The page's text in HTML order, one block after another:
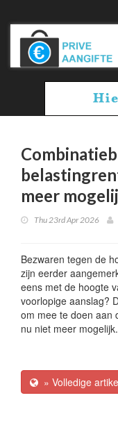
meer
Thu 23rd Apr 2026
Bezwaren tegen de
zijn eerder
eens met de hoogte
voorlopige aanslag?
om mee te doen aan
nu niet meer mogelijk.
» Volledige